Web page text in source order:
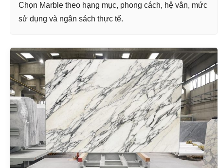
Chọn Marble theo hạng mục, phong cách, hệ vân, mức
sử dụng và ngân sách thực tế.